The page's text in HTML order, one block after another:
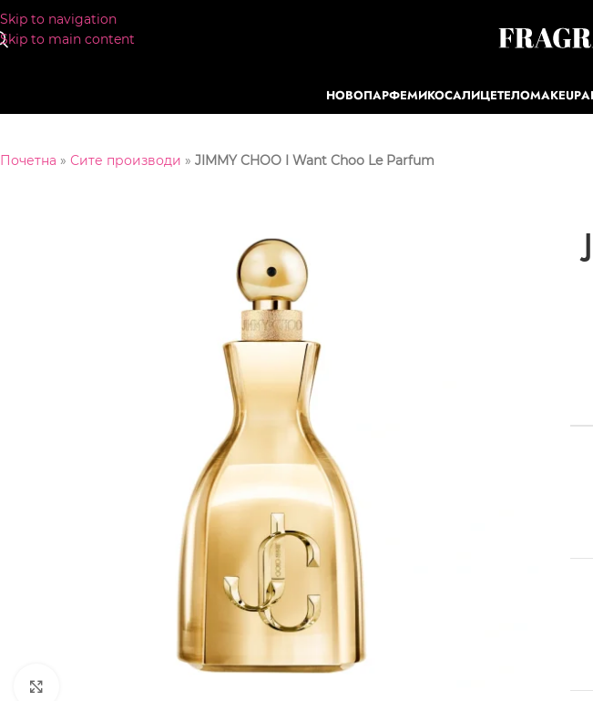
Skip to navigation
Skip to main content
НОВОПАРФЕМИКОСАЛИЦЕТЕЛОMAKEUP
Почетна » Сите производи » JIMMY CHOO I Want Choo Le Parfum